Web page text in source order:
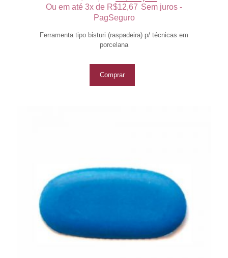
Ou em até 3x de R$12,67 Sem juros -
PagSeguro
Ferramenta tipo bisturi (raspadeira) p/ técnicas em
porcelana
Comprar